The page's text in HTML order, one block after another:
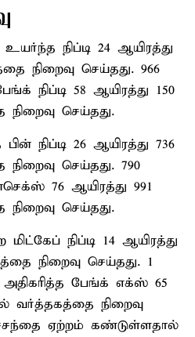
நிப்டி 24 ஆயிரத்து
நிறைவு செய்தது. 966
நிப்டி 58 ஆயிரத்து 150
செய்தது.
நிப்டி 26 ஆயிரத்து 736
செய்தது. 790
76 ஆயிரத்து 991
செய்தது.
நிப்டி 14 ஆயிரத்து
நிறைவு செய்தது. 1
அதிகரித்த பேங்க் எக்ஸ் 65
வர்த்தகத்தை நிறைவு
ஏற்றம் கண்டுள்ளதால்